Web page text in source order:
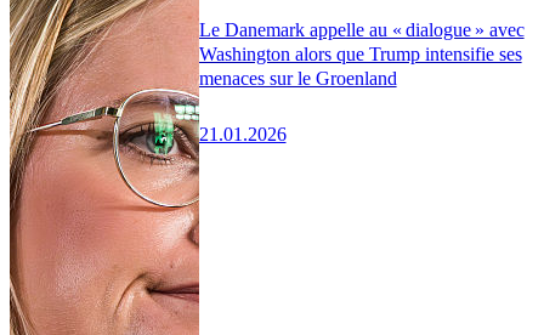
Le Danemark appelle au « dialogue » avec
Washington alors que Trump intensifie ses
menaces sur le Groenland
21.01.2026